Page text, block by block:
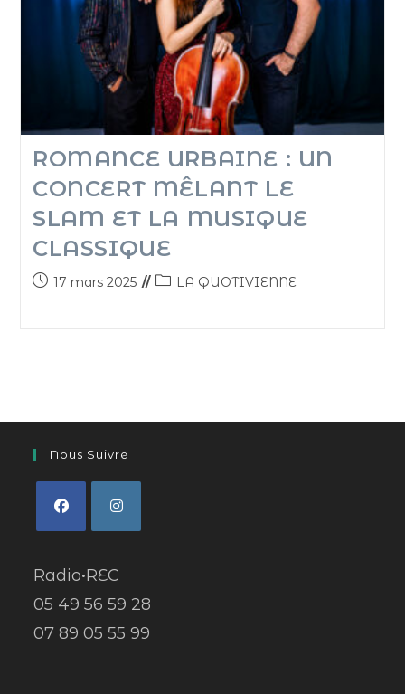
ROMANCE URBAINE : UN
CONCERT MÊLANT LE
SLAM ET LA MUSIQUE
CLASSIQUE
17 mars 2025 LA QUOTIVIENNE
Nous Suivre
Radio•REC
05 49 56 59 28
07 89 05 55 99